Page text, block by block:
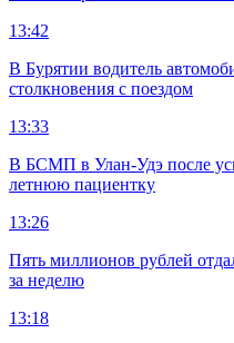
13:42
В Бурятии водитель
столкновения с поездом
13:33
В БСМП в Улан-Удэ после
летнюю пациентку
13:26
Пять миллионов рублей
за неделю
13:18